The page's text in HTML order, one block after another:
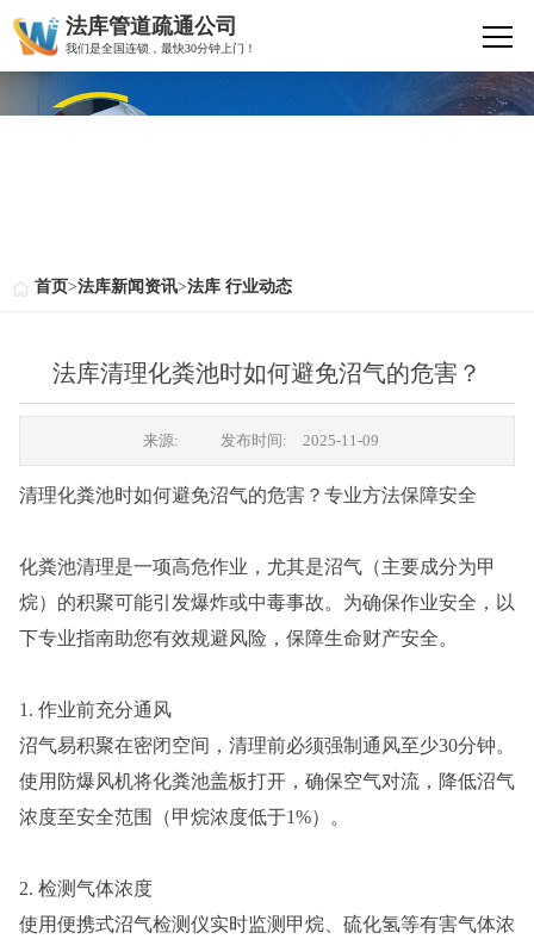
法库管道疏通公司
我们是全国连锁，最快30分钟上门！
首页>法库新闻资讯>法库 行业动态
法库清理化粪池时如何避免沼气的危害？
来源: 发布时间: 2025-11-09
清理化粪池时如何避免沼气的危害？专业方法保障安全
化粪池清理是一项高危作业，尤其是沼气（主要成分为甲
烷）的积聚可能引发爆炸或中毒事故。为确保作业安全，以
下专业指南助您有效规避风险，保障生命财产安全。
1. 作业前充分通风
沼气易积聚在密闭空间，清理前必须强制通风至少30分钟。
使用防爆风机将化粪池盖板打开，确保空气对流，降低沼气
浓度至安全范围（甲烷浓度低于1%）。
2. 检测气体浓度
使用便携式沼气检测仪实时监测甲烷、硫化氢等有害气体浓